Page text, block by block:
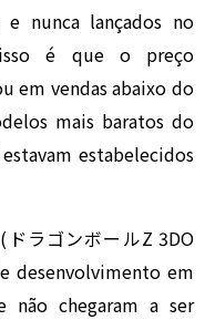
e nunca lançados no
é que o preço
em vendas abaixo do
mais baratos do
estabelecidos
ラゴンボールZ 3DO
desenvolvimento em
não chegaram a ser